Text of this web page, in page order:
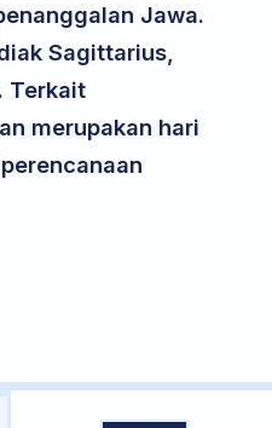
Jawa.
Sagittarius,
Terkait
merupakan hari